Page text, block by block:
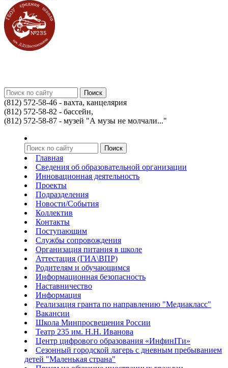
(812) 572-58-46 - вахта, канцелярия
(812) 572-58-82 - бассейн,
(812) 572-58-87 - музей "А музы не молчали..."
Главная
Сведения об образовательной организации
Инновационная деятельность
Проекты
Подразделения
Новости/События
Коллектив
Контакты
Поступающим
Службы сопровождения
Организация питания в школе
Аттестация (ГИА\ВПР)
Родителям и обучающимся
Информационная безопасность
Наставничество
Информация
Реализация гранта по направлению "Медиакласс"
Вакансии
Школа Минпросвещения России
Театр 235 им. Н.Н. Иванова
Центр цифрового образования «ИнфинITи»
Сезонный городской лагерь с дневным пребыванием
детей "Маленькая страна"